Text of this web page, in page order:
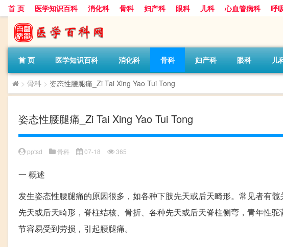
首 页 医学知识百科 消化科 骨科 妇产科 眼科 儿科 心血管病科 呼
首 页 医学知识百科 消化科 骨科 妇产科 眼科 儿
> 骨科 > 姿态性腰腿痛_Zi Tai Xing Yao Tui Tong
姿态性腰腿痛_Zi Tai Xing Yao Tui Tong
pptsd 骨科 07-18 365
一 概述
发生姿态性腰腿痛的原因很多，如各种下肢先天或后天畸形。常见者有
先天或后天畸形，脊柱结核、骨折、各种先天或后天脊柱侧弯，青年性
节容易受到劳损，引起腰腿痛。